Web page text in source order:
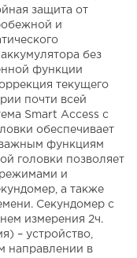
защита от
и
без
функции
текущего
почти всей
Smart Access с
обеспечивает
функциям
головки позволяет
и
а также
Секундомер с
измерения 2ч.
– устройство,
направлении в